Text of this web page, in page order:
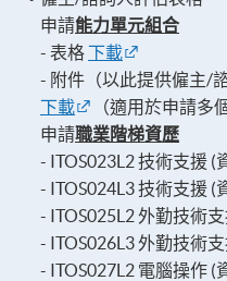
申請能力單元組合
- 表格下載
- 附件（以此提供僱主/
下載
（適用於申請多
申請職業階梯資歷
- ITOS023L2 技術支援 (
- ITOS024L3 技術支援 (
- ITOS025L2 外勤技術
- ITOS026L3 外勤技術
- ITOS027L2 電腦操作 (